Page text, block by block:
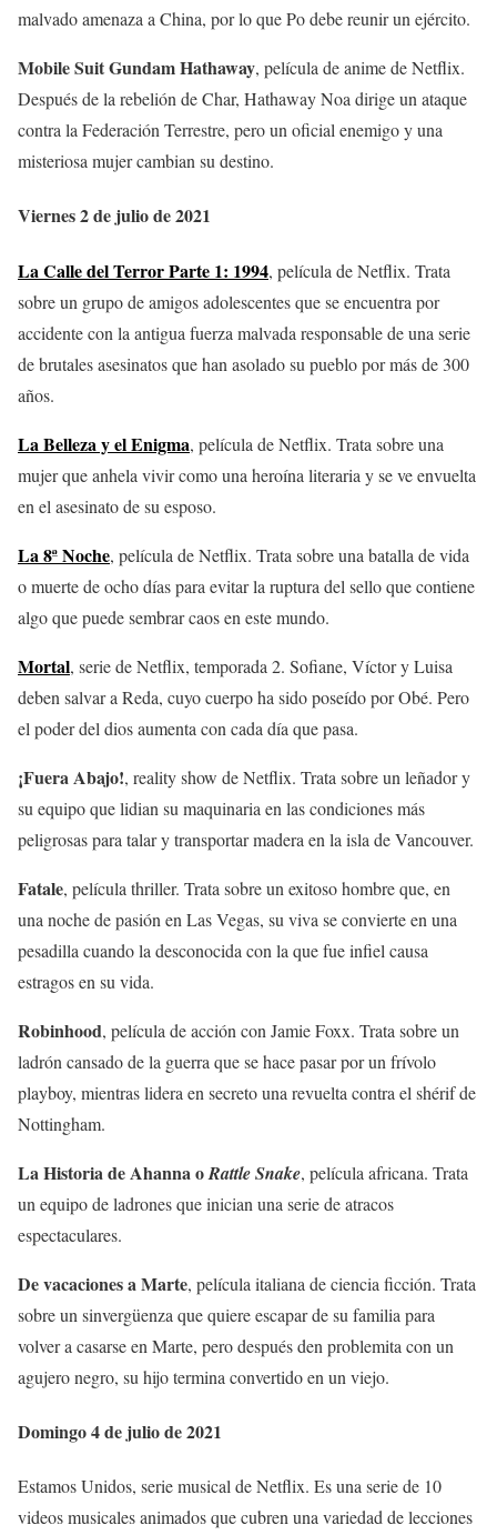
malvado amenaza a China, por lo que Po debe reunir un ejército.
Mobile Suit Gundam Hathaway, película de anime de Netflix.
Después de la rebelión de Char, Hathaway Noa dirige un ataque
contra la Federación Terrestre, pero un oficial enemigo y una
misteriosa mujer cambian su destino.
Viernes 2 de julio de 2021
La Calle del Terror Parte 1: 1994, película de Netflix. Trata
sobre un grupo de amigos adolescentes que se encuentra por
accidente con la antigua fuerza malvada responsable de una serie
de brutales asesinatos que han asolado su pueblo por más de 300
años.
La Belleza y el Enigma, película de Netflix. Trata sobre una
mujer que anhela vivir como una heroína literaria y se ve envuelta
en el asesinato de su esposo.
La 8ª Noche, película de Netflix. Trata sobre una batalla de vida
o muerte de ocho días para evitar la ruptura del sello que contiene
algo que puede sembrar caos en este mundo.
Mortal, serie de Netflix, temporada 2. Sofiane, Víctor y Luisa
deben salvar a Reda, cuyo cuerpo ha sido poseído por Obé. Pero
el poder del dios aumenta con cada día que pasa.
¡Fuera Abajo!, reality show de Netflix. Trata sobre un leñador y
su equipo que lidian su maquinaria en las condiciones más
peligrosas para talar y transportar madera en la isla de Vancouver.
Fatale, película thriller. Trata sobre un exitoso hombre que, en
una noche de pasión en Las Vegas, su viva se convierte en una
pesadilla cuando la desconocida con la que fue infiel causa
estragos en su vida.
Robinhood, película de acción con Jamie Foxx. Trata sobre un
ladrón cansado de la guerra que se hace pasar por un frívolo
playboy, mientras lidera en secreto una revuelta contra el shérif de
Nottingham.
La Historia de Ahanna oRattle Snake, película africana. Trata
un equipo de ladrones que inician una serie de atracos
espectaculares.
De vacaciones a Marte, película italiana de ciencia ficción. Trata
sobre un sinvergüenza que quiere escapar de su familia para
volver a casarse en Marte, pero después den problemita con un
agujero negro, su hijo termina convertido en un viejo.
Domingo 4 de julio de 2021
Estamos Unidos, serie musical de Netflix. Es una serie de 10
videos musicales animados que cubren una variedad de lecciones